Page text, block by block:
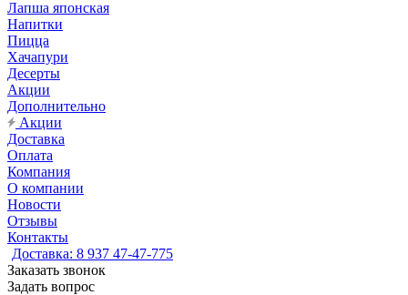
Лапша японская
Напитки
Пицца
Хачапури
Десерты
Акции
Дополнительно
Акции
Доставка
Оплата
Компания
О компании
Новости
Отзывы
Контакты
Доставка: 8 937 47-47-775
Заказать звонок
Задать вопрос